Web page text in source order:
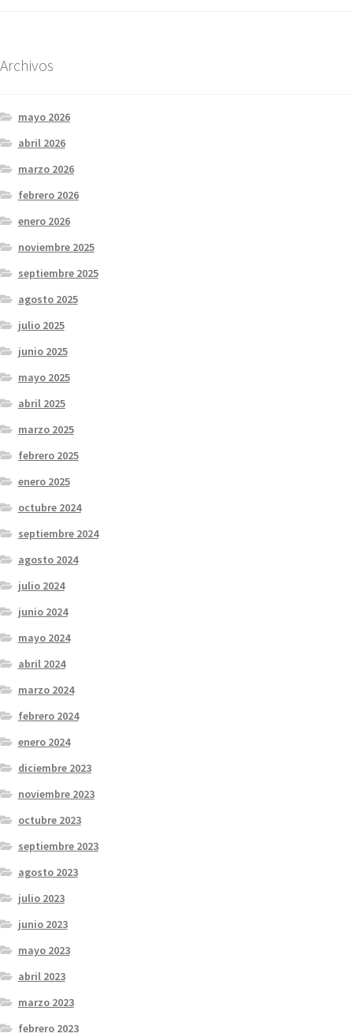
Archivos
mayo 2026
abril 2026
marzo 2026
febrero 2026
enero 2026
noviembre 2025
septiembre 2025
agosto 2025
julio 2025
junio 2025
mayo 2025
abril 2025
marzo 2025
febrero 2025
enero 2025
octubre 2024
septiembre 2024
agosto 2024
julio 2024
junio 2024
mayo 2024
abril 2024
marzo 2024
febrero 2024
enero 2024
diciembre 2023
noviembre 2023
octubre 2023
septiembre 2023
agosto 2023
julio 2023
junio 2023
mayo 2023
abril 2023
marzo 2023
febrero 2023